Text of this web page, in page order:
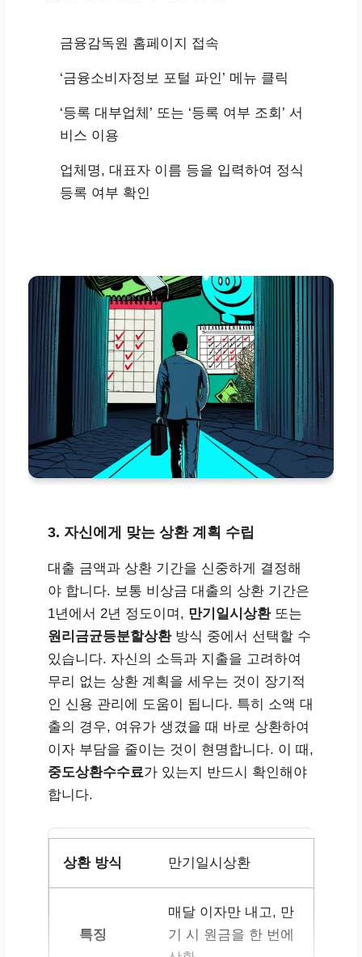
금융감독원 홈페이지 접속
‘금융소비자정보 포털 파인’ 메뉴 클릭
‘등록 대부업체’ 또는 ‘등록 여부 조회’ 서
비스 이용
업체명, 대표자 이름 등을 입력하여 정식
등록 여부 확인
3. 자신에게 맞는 상환 계획 수립
대출 금액과 상환 기간을 신중하게 결정해
야 합니다. 보통 비상금 대출의 상환 기간은
1년에서 2년 정도이며, 만기일시상환또는
원리금균등분할상환방식 중에서 선택할 수
있습니다. 자신의 소득과 지출을 고려하여
무리 없는 상환 계획을 세우는 것이 장기적
인 신용 관리에 도움이 됩니다. 특히 소액 대
출의 경우, 여유가 생겼을 때 바로 상환하여
이자 부담을 줄이는 것이 현명합니다. 이 때,
중도상환수수료가 있는지 반드시 확인해야
합니다.
만기일시상환
매달 이자만 내고, 만
기 시 원금을 한 번에